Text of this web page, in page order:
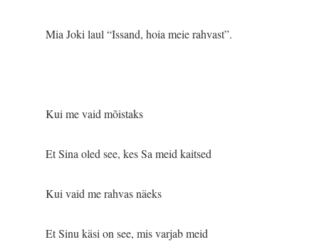
Mia Joki laul “Issand, hoia meie rahvast”.
Kui me vaid mõistaks
Et Sina oled see, kes Sa meid kaitsed
Kui vaid me rahvas näeks
Et Sinu käsi on see, mis varjab meid